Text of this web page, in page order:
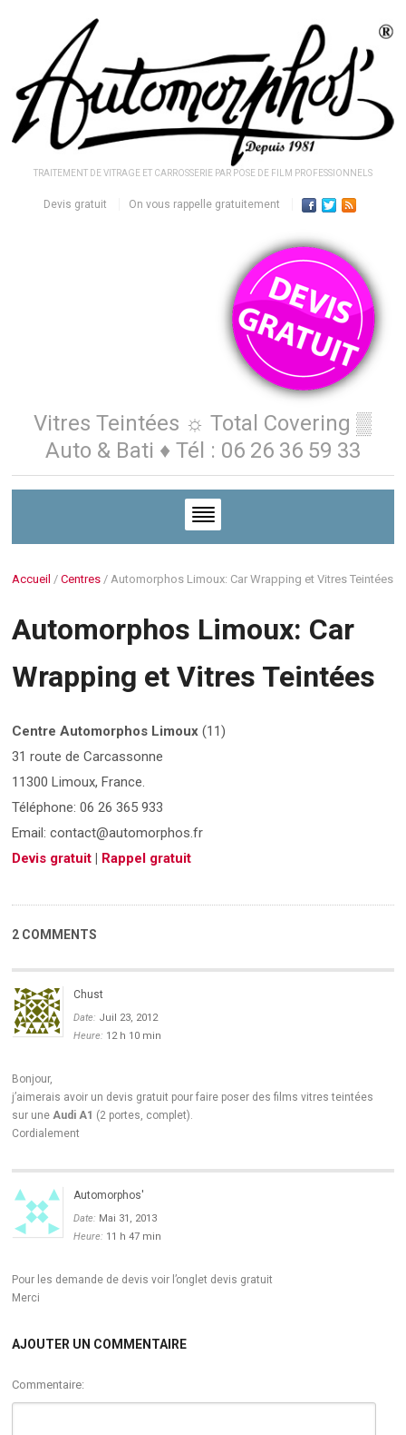
TRAITEMENT DE VITRAGE ET CARROSSERIE PAR POSE DE FILM PROFESSIONNELS
Devis gratuit On vous rappelle gratuitement
Vitres Teintées ☼ Total Covering ▒
Auto & Bati ♦ Tél : 06 26 36 59 33
Accueil /Centres / Automorphos Limoux: Car Wrapping et Vitres Teintées
Automorphos Limoux: Car
Wrapping et Vitres Teintées
Centre Automorphos Limoux (11)
31 route de Carcassonne
11300 Limoux, France.
Téléphone: 06 26 365 933
Email: contact@automorphos.fr
Devis gratuit | Rappel gratuit
2 COMMENTS
Chust
Date: Juil 23, 2012
Heure: 12 h 10 min
Bonjour,
j’aimerais avoir un devis gratuit pour faire poser des films vitres teintées
sur une Audi A1 (2 portes, complet).
Cordialement
Automorphos'
Date: Mai 31, 2013
Heure: 11 h 47 min
Pour les demande de devis voir l’onglet devis gratuit
Merci
AJOUTER UN COMMENTAIRE
Commentaire: